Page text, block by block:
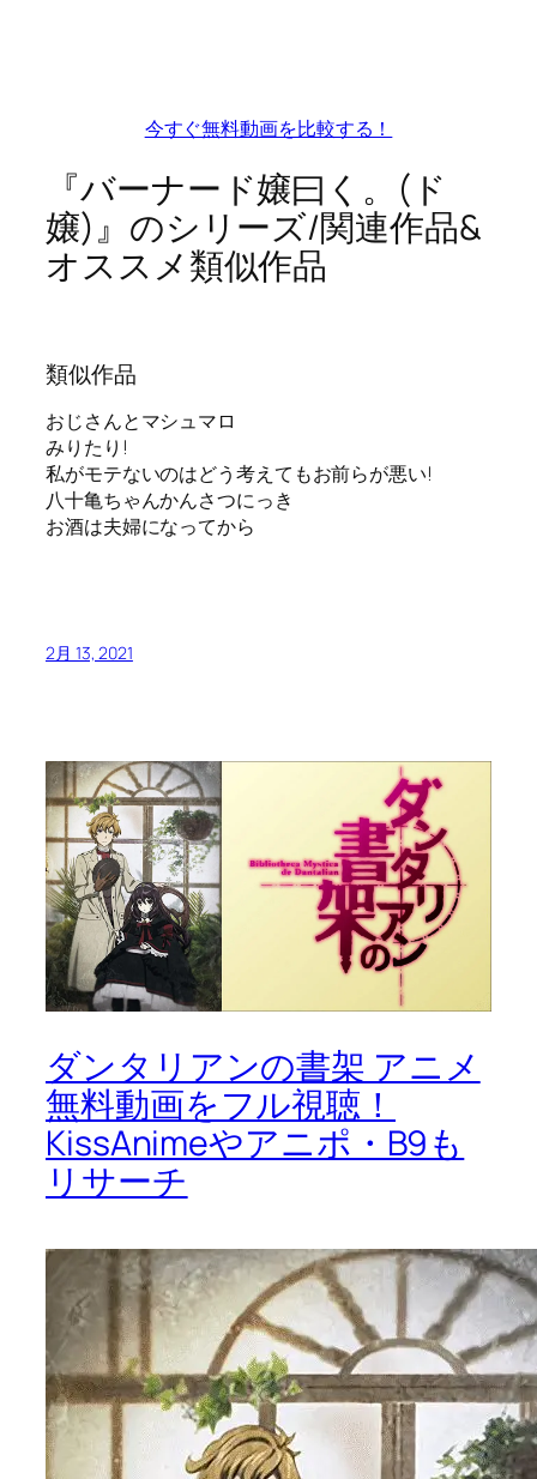
今すぐ無料動画を比較する！
『バーナード嬢曰く。(ド
嬢)』のシリーズ/関連作品&
オススメ類似作品
類似作品
おじさんとマシュマロ
みりたり!
私がモテないのはどう考えてもお前らが悪い!
八十亀ちゃんかんさつにっき
お酒は夫婦になってから
2月 13, 2021
ダンタリアンの書架 アニメ
無料動画をフル視聴！
KissAnimeやアニポ・B9も
リサーチ